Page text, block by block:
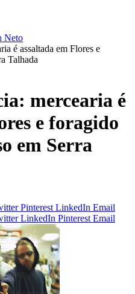
é assaltada em Flores e
Talhada
mercearia é
e foragido
em Serra
Pinterest LinkedIn Email
LinkedIn Pinterest Email